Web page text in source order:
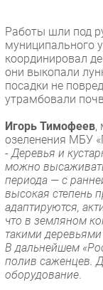
Финансы
Web
Безопасность
Инновации
CIO/
Гаджеты
Здоровье
РАЗДЕЛЫ
Новости
Аналитика
Интервью
Мероприятия
Работы шли под
муниципального
координировал
они выкопали
посадки не
утрамбовали
Игорь Тимофеев,
озеленения МБУ
-Деревья и
можно
периода — с
высокая степень
адаптируются,
что в земляном
такими
В дальнейшем
полив саженцев.
оборудование.